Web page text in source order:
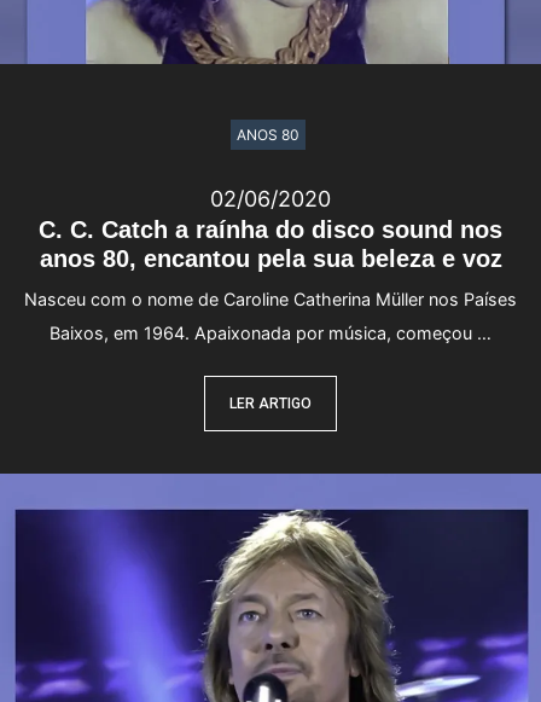
C. C. Catch a raínha do disco sound nos
anos 80, encantou pela sua beleza e voz
02/06/2020
Nasceu com o nome de Caroline Catherina Müller nos Países
Baixos, em 1964. Apaixonada por música, começou …
LER ARTIGO
ANOS 80